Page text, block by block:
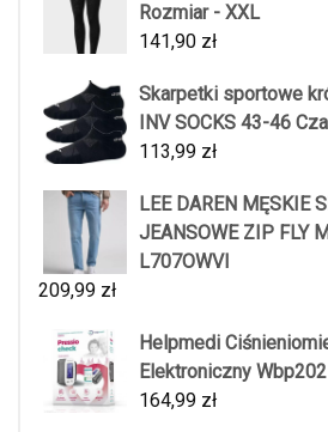
Rozmiar - XXL
141,90 zł
Skarpetki sportowe
INV SOCKS 43-46
113,99 zł
LEE DAREN MĘSKIE
JEANSOWE ZIP FLY
L707OWVI
209,99 zł
Helpmedi
Elektroniczny Wbp202
164,99 zł